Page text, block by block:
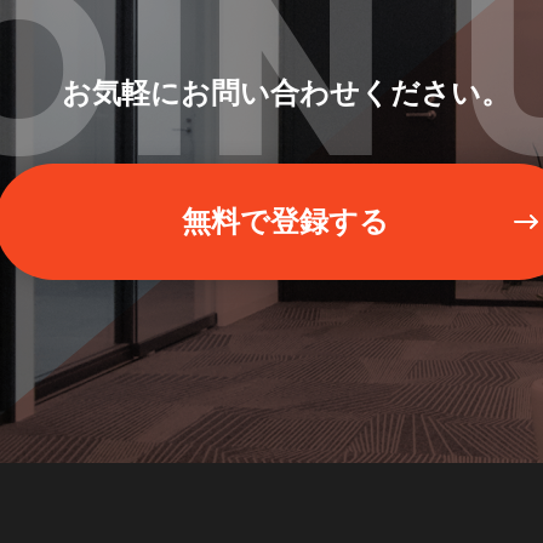
お気軽にお問い合わせください。
無料で登録する